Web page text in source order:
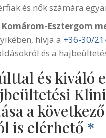
és nők számára
Komárom-Esztergom
hívja a +36-30/
és a
és kiváló
a
is elérhető *